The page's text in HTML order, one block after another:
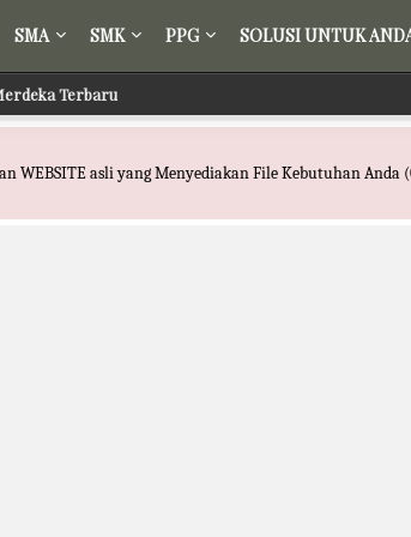
SMA SMK PPG SOLUSI UNTUK
Terbaru
WEBSITE asli yang Menyediakan File Kebutuhan Anda